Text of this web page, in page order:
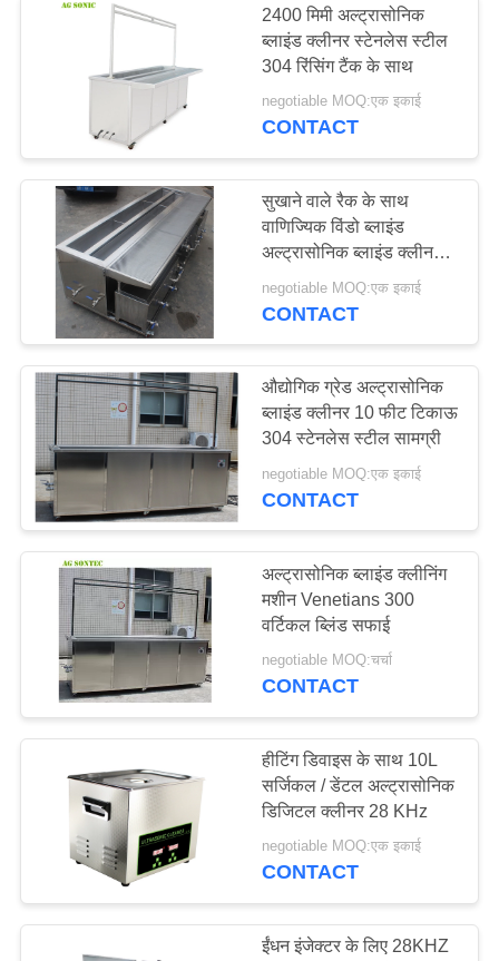
नियंत्रण
संपर्क
समाचार
एक
उद्धरण
विनती
करे
साइटमैप
PRIVACY
POLICY
2400 मिमी अल्ट्रासोनिक
ब्लाइंड क्लीनर स्टेनलेस स्टील
304 रिंसिंग टैंक के साथ
negotiable MOQ:एक इकाई
CONTACT
सुखाने वाले रैक के साथ
वाणिज्यिक विंडो ब्लाइंड
अल्ट्रासोनिक ब्लाइंड क्लीनर
10 फुट / 3000 मिमी
negotiable MOQ:एक इकाई
CONTACT
औद्योगिक ग्रेड अल्ट्रासोनिक
ब्लाइंड क्लीनर 10 फीट टिकाऊ
304 स्टेनलेस स्टील सामग्री
negotiable MOQ:एक इकाई
CONTACT
अल्ट्रासोनिक ब्लाइंड क्लीनिंग
मशीन Venetians 300
वर्टिकल ब्लिंड सफाई
negotiable MOQ:चर्चा
CONTACT
हीटिंग डिवाइस के साथ 10L
सर्जिकल / डेंटल अल्ट्रासोनिक
डिजिटल क्लीनर 28 KHz
negotiable MOQ:एक इकाई
CONTACT
ईंधन इंजेक्टर के लिए 28KHZ